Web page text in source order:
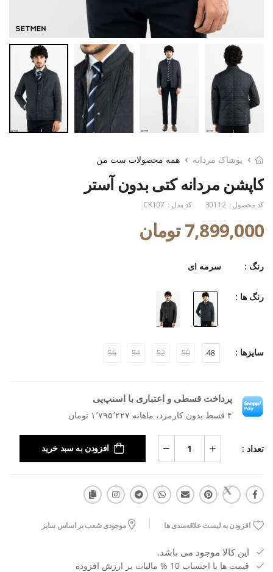
پوشاک مردانه همه محصولات ست من
کاپشن مردانه کتی بدون آستر
کد محصول : 30112 کد مدل : CK107
7,899,000 تومان
رنگ : سرمه ای
رنگ ها :
سایزها : 48
50
52
54
56
پرداخت قسطی و اعتباری با اسنپ‌پی
۴ قسط بدون کارمزد، ماهانه ۱٬۷۹۵٬۲۲۷ تومان
تعداد : افزودن به سبد خرید
افزودن به لیست علاقه‌مندی ها موجودی شعب بر اساس سایز
این کالا موجود می باشد.
قیمت ها با احتساب 10 % مالیات بر ارزش افزوده